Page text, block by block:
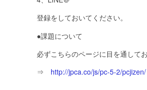
登録をしておいてください。
●課題について
必ずこちらのページに目を通して
⇒ http://jpca.co/js/pc-5-2/pcjizen/